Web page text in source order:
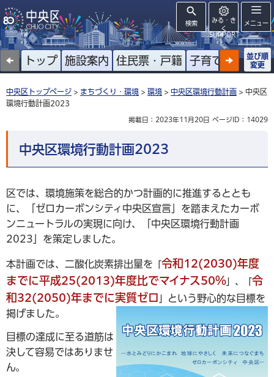
検索
みる・き
く
SUPPORT
メニュー
トップ 施設案内 住民票・戸籍 子育て 高齢者
並び順
変更
中央区トップページ > まちづくり・環境 > 環境 > 中央区環境行動計画 > 中央区
環境行動計画2023
掲載日：2023年11月20日 ページID：14029
中央区環境行動計画2023
区では、環境施策を総合的かつ計画的に推進するととも
に、「ゼロカーボンシティ中央区宣言」を踏まえたカーボ
ンニュートラルの実現に向け、「中央区環境行動計画
2023」を策定しました。
本計画では、二酸化炭素排出量を 「令和12(2030)年度
までに平成25(2013)年度比でマイナス 50％ 」、 「令
和32(2050)年までに実質ゼロ
という野心的な目標を
掲げました。
目標の達成に至る道筋は
決して容易ではありませ
ん。